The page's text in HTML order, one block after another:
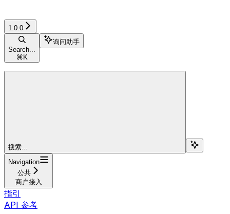
1.0.0
Search...
⌘ K
询问助手
搜索...
Navigation
公共
商户接入
指引
API 参考